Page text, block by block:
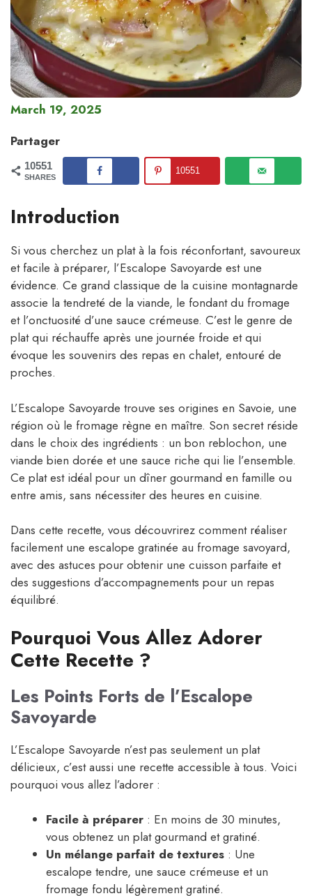
March 19, 2025
Partager
10551
SHARES
10551
Introduction
Si vous cherchez un plat à la fois réconfortant, savoureux
et facile à préparer, l’Escalope Savoyarde est une
évidence. Ce grand classique de la cuisine montagnarde
associe la tendreté de la viande, le fondant du fromage
et l’onctuosité d’une sauce crémeuse. C’est le genre de
plat qui réchauffe après une journée froide et qui
évoque les souvenirs des repas en chalet, entouré de
proches.
L’Escalope Savoyarde trouve ses origines en Savoie, une
région où le fromage règne en maître. Son secret réside
dans le choix des ingrédients : un bon reblochon, une
viande bien dorée et une sauce riche qui lie l’ensemble.
Ce plat est idéal pour un dîner gourmand en famille ou
entre amis, sans nécessiter des heures en cuisine.
Dans cette recette, vous découvrirez comment réaliser
facilement une escalope gratinée au fromage savoyard,
avec des astuces pour obtenir une cuisson parfaite et
des suggestions d’accompagnements pour un repas
équilibré.
Pourquoi Vous Allez Adorer
Cette Recette ?
Les Points Forts de l’Escalope
Savoyarde
L’Escalope Savoyarde n’est pas seulement un plat
délicieux, c’est aussi une recette accessible à tous. Voici
pourquoi vous allez l’adorer :
Facile à préparer : En moins de 30 minutes,
vous obtenez un plat gourmand et gratiné.
Un mélange parfait de textures : Une
escalope tendre, une sauce crémeuse et un
fromage fondu légèrement gratiné.